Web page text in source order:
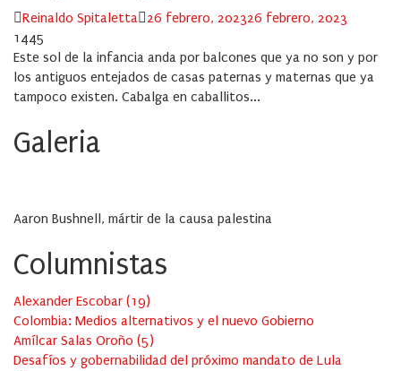
Author
Reinaldo Spitaletta
Posted
26 febrero, 202326 febrero, 2023
1445
Este sol de la infancia anda por balcones que ya no son y por
los antiguos entejados de casas paternas y maternas que ya
tampoco existen. Cabalga en caballitos...
Galeria
Aaron Bushnell, mártir de la causa palestina
Columnistas
Alexander Escobar (19)
Colombia: Medios alternativos y el nuevo Gobierno
Amílcar Salas Oroño (5)
Desafíos y gobernabilidad del próximo mandato de Lula